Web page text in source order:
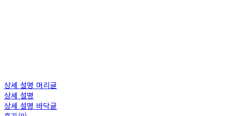
상세 설명 머리글
상세 설명
상세 설명 바닥글